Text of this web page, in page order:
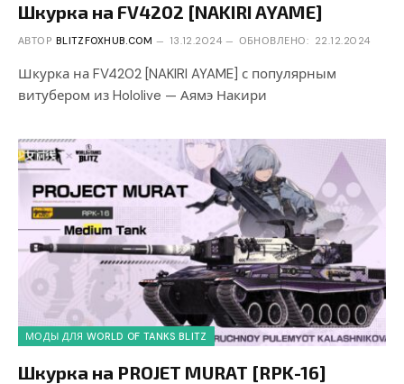
Шкурка на FV4202 [NAKIRI AYAME]
АВТОР BLITZFOXHUB.COM 13.12.2024 ОБНОВЛЕНО: 22.12.2024
Шкурка на FV4202 [NAKIRI AYAME] с популярным
витубером из Hololive — Аямэ Накири
МОДЫ ДЛЯ WORLD OF TANKS BLITZ
Шкурка на PROJET MURAT [RPK-16]